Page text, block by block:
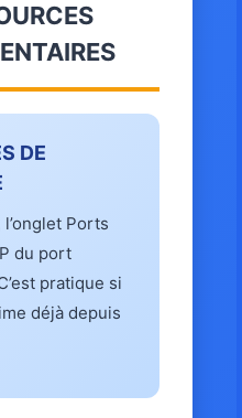
DE
l’onglet Ports
du port
pratique si
déjà depuis